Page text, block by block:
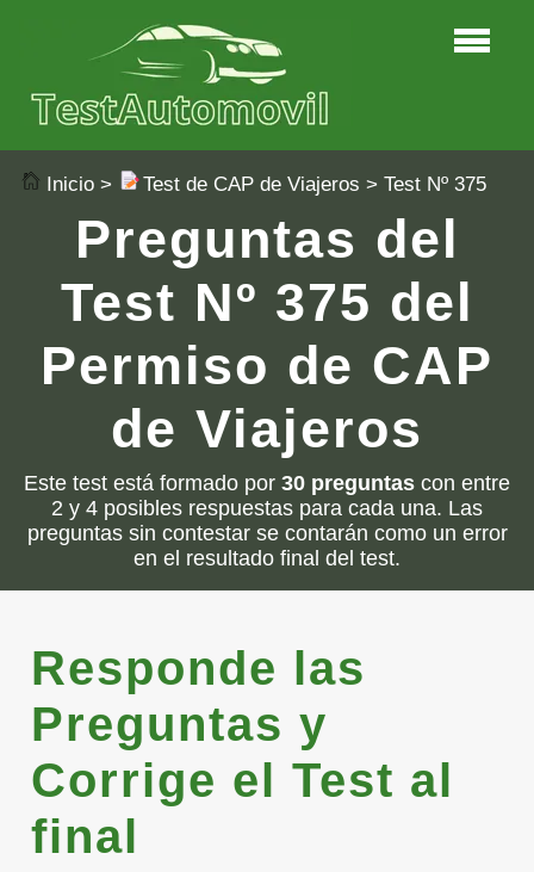
Inicio > Test de CAP de Viajeros > Test Nº 375
Preguntas del
Test Nº 375 del
Permiso de CAP
de Viajeros
Este test está formado por 30 preguntas con entre
2 y 4 posibles respuestas para cada una. Las
preguntas sin contestar se contarán como un error
en el resultado final del test.
Responde las
Preguntas y
Corrige el Test al
final